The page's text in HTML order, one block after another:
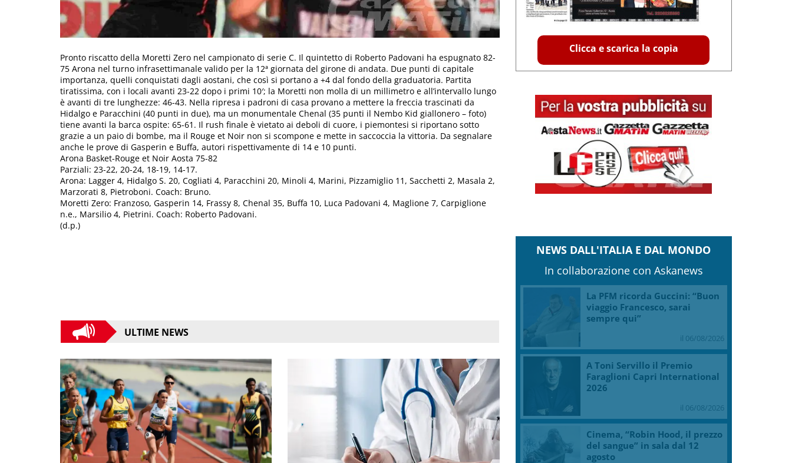
Pronto riscatto della Moretti Zero nel campionato di serie C. Il quintetto di Roberto Padovani ha espugnato 82-
75 Arona nel turno infrasettimanale valido per la 12ª giornata del girone di andata. Due punti di capitale
importanza, quelli conquistati dagli aostani, che così si portano a +4 dal fondo della graduatoria. Partita
tiratissima, con i locali avanti 23-22 dopo i primi 10′; la Moretti non molla di un millimetro e all’intervallo lungo
è avanti di tre lunghezze: 46-43. Nella ripresa i padroni di casa provano a mettere la freccia trascinati da
Hidalgo e Paracchini (40 punti in due), ma un monumentale Chenal (35 punti il Nembo Kid giallonero – foto)
tiene avanti la barca ospite: 65-61. Il rush finale è vietato ai deboli di cuore, i piemontesi si riportano sotto
grazie a un paio di bombe, ma il Rouge et Noir non si scompone e mette in saccoccia la vittoria. Da segnalare
anche le prove di Gasperin e Buffa, autori rispettivamente di 14 e 10 punti.
Arona Basket-Rouge et Noir Aosta 75-82
Parziali: 23-22, 20-24, 18-19, 14-17.
Arona: Lagger 4, Hidalgo S. 20, Cogliati 4, Paracchini 20, Minoli 4, Marini, Pizzamiglio 11, Sacchetti 2, Masala 2,
Marzorati 8, Pietroboni. Coach: Bruno.
Moretti Zero: Franzoso, Gasperin 14, Frassy 8, Chenal 35, Buffa 10, Luca Padovani 4, Maglione 7, Carpiglione
n.e., Marsilio 4, Pietrini. Coach: Roberto Padovani.
(d.p.)
ULTIME NEWS
Clicca e scarica la copia
NEWS DALL'ITALIA E DAL MONDO
In collaborazione con Askanews
La PFM ricorda Guccini: “Buon
viaggio Francesco, sarai
sempre qui”
il 06/08/2026
A Toni Servillo il Premio
Faraglioni Capri International
2026
il 06/08/2026
Cinema, “Robin Hood, il prezzo
del sangue” in sala dal 12
agosto